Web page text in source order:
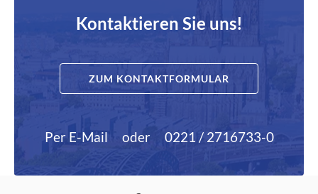
Kontaktieren Sie uns!
ZUM KONTAKTFORMULAR
Per E-Mail oder 0221 / 2716733-0